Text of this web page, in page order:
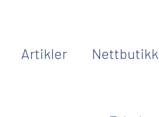
Artikler Nettbutikk